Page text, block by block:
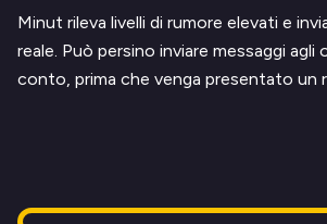
Minut rileva livelli di rumore elevati e
reale. Può persino inviare messaggi agli
conto, prima che venga presentato un